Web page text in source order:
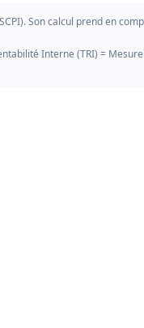
Son calcul prend en
Interne (TRI) =